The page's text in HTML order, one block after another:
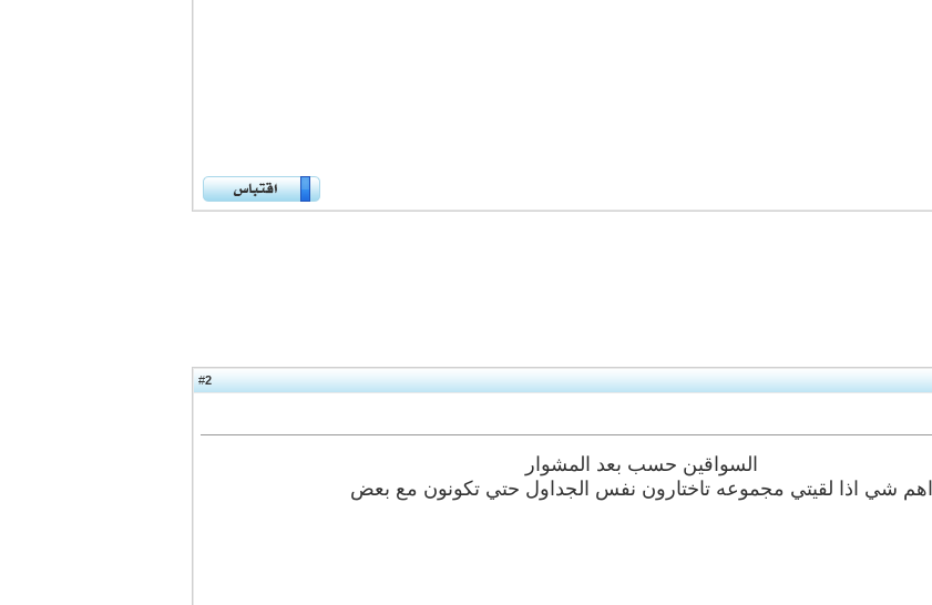
#
2
السواقين حسب بعد المشوار
اهم شي اذا لقيتي مجموعه تاختارون نفس الجداول حتي تكونون مع بعض